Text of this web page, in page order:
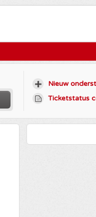
Nieuw
Ticketstatus